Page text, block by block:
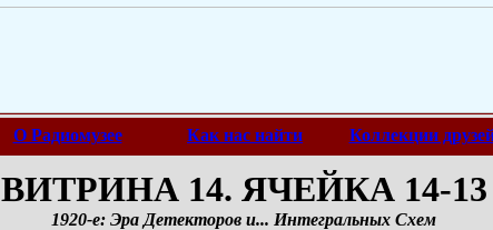
О Радиомузее Как нас найти Коллекции
ВИТРИНА 14. ЯЧЕЙКА 14-13
1920-е: Эра Детекторов и... Интегральных Схем